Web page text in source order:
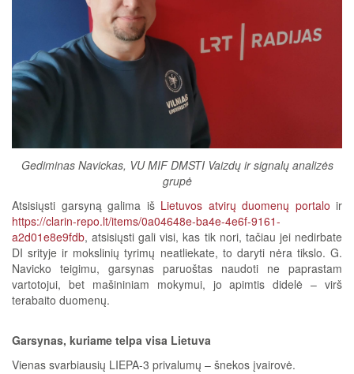
Gediminas Navickas, VU MIF DMSTI Vaizdų ir signalų analizės
grupė
Atsisiųsti garsyną galima iš Lietuvos atvirų duomenų portalo ir
https://clarin-repo.lt/items/0a04648e-ba4e-4e6f-9161-
a2d01e8e9fdb, atsisiųsti gali visi, kas tik nori, tačiau jei nedirbate
DI srityje ir mokslinių tyrimų neatliekate, to daryti nėra tikslo. G.
Navicko teigimu, garsynas paruoštas naudoti ne paprastam
vartotojui, bet mašininiam mokymui, jo apimtis didelė – virš
terabaito duomenų.
Garsynas, kuriame telpa visa Lietuva
Vienas svarbiausių LIEPA-3 privalumų – šnekos įvairovė.